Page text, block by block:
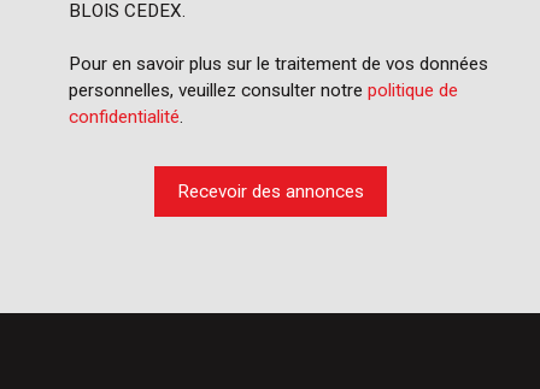
BLOIS CEDEX.
Pour en savoir plus sur le traitement de vos données
personnelles, veuillez consulter notre politique de
confidentialité.
Recevoir des annonces